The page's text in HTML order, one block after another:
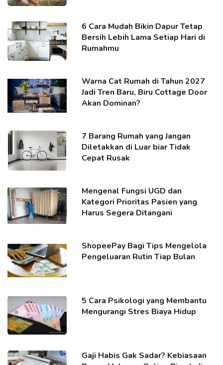
6 Cara Mudah Bikin Dapur Tetap
Bersih Lebih Lama Setiap Hari di
Rumahmu
Warna Cat Rumah di Tahun 2027
Jadi Tren Baru, Biru Cottage Door
Akan Dominan?
7 Barang Rumah yang Jangan
Diletakkan di Luar biar Tidak
Cepat Rusak
Mengenal Fungsi UGD dan
Kategori Prioritas Pasien yang
Harus Segera Ditangani
ShopeePay Bagi Tips Mengelola
Pengeluaran Rutin Tiap Bulan
5 Cara Psikologi yang Membantu
Mengurangi Stres Biaya Hidup
Gaji Habis Gak Sadar? Kebiasaan